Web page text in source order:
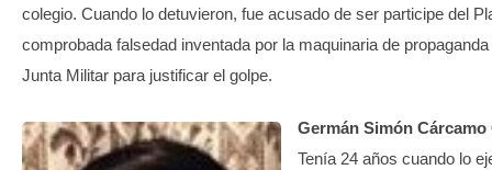
colegio. Cuando lo detuvieron, fue acusado de ser participe del
comprobada falsedad inventada por la maquinaria de propaganda
Junta Militar para justificar el golpe.
Germán Simón Cárcamo
Tenía 24 años cuando lo